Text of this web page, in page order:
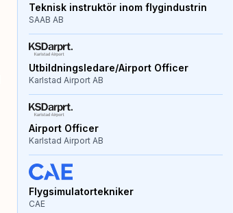
Teknisk instruktör inom flygindustrin
SAAB AB
Utbildningsledare/Airport Officer
Karlstad Airport AB
Airport Officer
Karlstad Airport AB
Flygsimulatortekniker
CAE